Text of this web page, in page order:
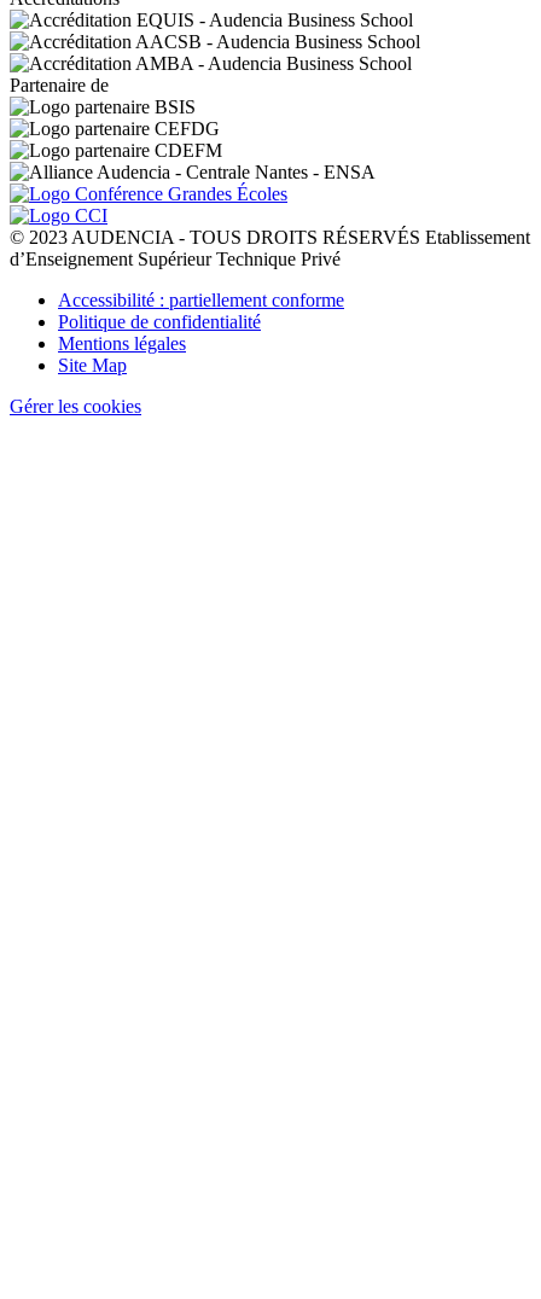
Partenaire de
© 2023 AUDENCIA - TOUS DROITS RÉSERVÉS Etablissement
d’Enseignement Supérieur Technique Privé
Pied
page
Accessibilité : partiellement conforme
Politique de confidentialité
Mentions légales
Site Map
Gérer les cookies